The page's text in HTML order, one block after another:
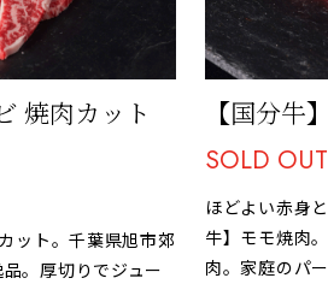
焼肉カット
ット。千葉県旭市郊
。厚切りでジュー
【国分牛
SOLD OUT
ほどよい赤身
牛】モモ焼肉
肉。家庭のパ